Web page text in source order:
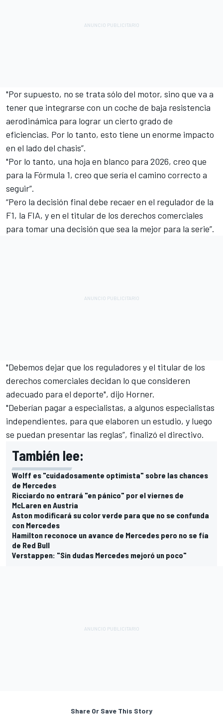
"Por supuesto, no se trata sólo del motor, sino que va a
tener que integrarse con un coche de baja resistencia
aerodinámica para lograr un cierto grado de
eficiencias. Por lo tanto, esto tiene un enorme impacto
en el lado del chasis”.
"Por lo tanto, una hoja en blanco para 2026, creo que
para la Fórmula 1, creo que sería el camino correcto a
seguir”.
“Pero la decisión final debe recaer en el regulador de la
F1, la FIA, y en el titular de los derechos comerciales
para tomar una decisión que sea la mejor para la serie”.
"Debemos dejar que los reguladores y el titular de los
derechos comerciales decidan lo que consideren
adecuado para el deporte", dijo Horner.
"Deberían pagar a especialistas, a algunos especialistas
independientes, para que elaboren un estudio, y luego
se puedan presentar las reglas”, finalizó el directivo.
También lee:
Wolff es "cuidadosamente optimista" sobre las chances
de Mercedes
Ricciardo no entrará "en pánico" por el viernes de
McLaren en Austria
Aston modificará su color verde para que no se confunda
con Mercedes
Hamilton reconoce un avance de Mercedes pero no se fía
de Red Bull
Verstappen: "Sin dudas Mercedes mejoró un poco"
Share Or Save This Story